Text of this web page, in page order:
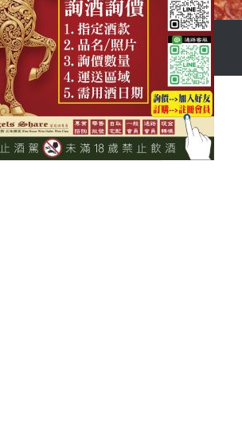
台灣酒商聯盟
TWSMA
首頁 會員登入
整合、一次購足」各國進